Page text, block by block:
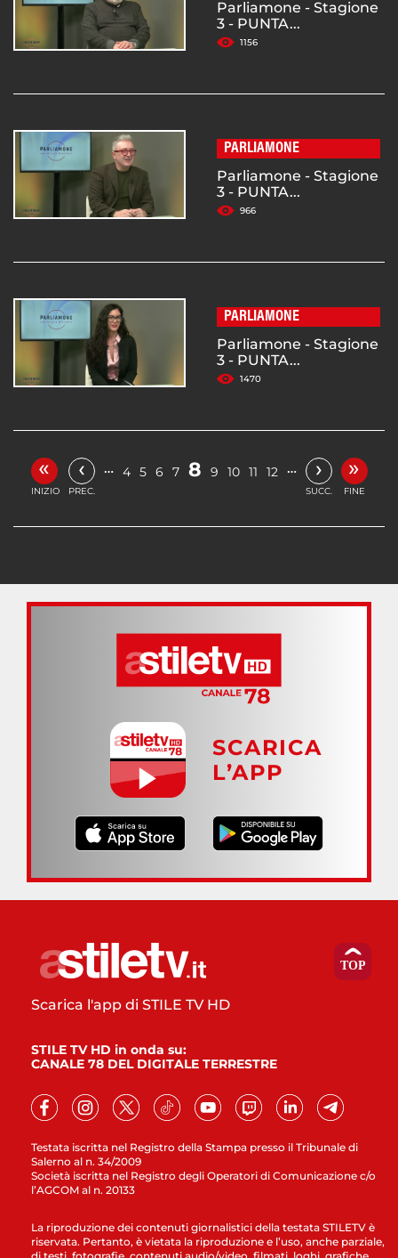
Parliamone - Stagione
3 - PUNTA...
1156
PARLIAMONE
Parliamone - Stagione
3 - PUNTA...
966
PARLIAMONE
Parliamone - Stagione
3 - PUNTA...
1470
«
INIZIO
‹
PREC.
… 4 5 6 7 8 9 10 11 12 … ›
SUCC.
»
FINE
SCARICA
L’APP
Testata iscritta nel Registro della Stampa presso il Tribunale di
Salerno al n. 34/2009
Società iscritta nel Registro degli Operatori di Comunicazione c/o
l’AGCOM al n. 20133
Scarica l'app di STILE TV HD
STILE TV HD in onda su:
CANALE 78 DEL DIGITALE TERRESTRE
La riproduzione dei contenuti giornalistici della testata STILETV è
riservata. Pertanto, è vietata la riproduzione e l’uso, anche parziale,